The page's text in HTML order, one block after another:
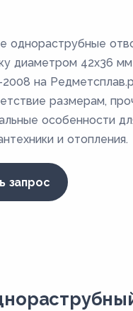
однораструбные
диаметром 42х36
на
размерам,
особенности
и отопления.
запрос